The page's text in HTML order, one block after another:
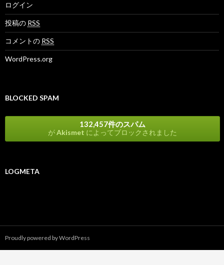
ログイン
投稿の RSS
コメントの RSS
WordPress.org
BLOCKED SPAM
132,457件のスパム
がAkismet によってブロックされました
LOGMETA
Proudly powered by WordPress